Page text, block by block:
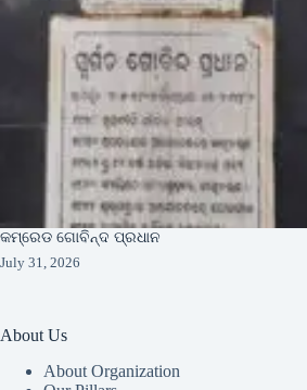
କମ୍ରେଡ ଗୋବିନ୍ଦ ପ୍ରଧାନ
July 31, 2026
About Us
About Organization